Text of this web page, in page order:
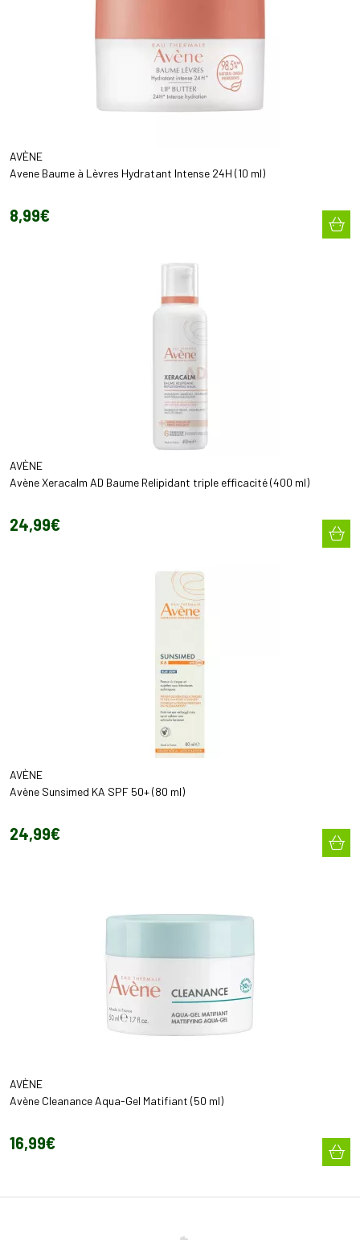
AVÈNE
Avene Baume à Lèvres Hydratant Intense 24H (10 ml)
8,99€
AVÈNE
Avène Xeracalm AD Baume Relipidant triple efficacité (400 ml)
24,99€
AVÈNE
Avène Sunsimed KA SPF 50+ (80 ml)
24,99€
AVÈNE
Avène Cleanance Aqua-Gel Matifiant (50 ml)
16,99€